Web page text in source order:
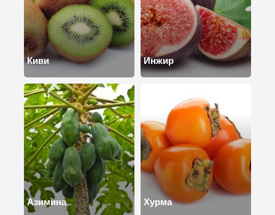
Киви Инжир
Азимина Хурма